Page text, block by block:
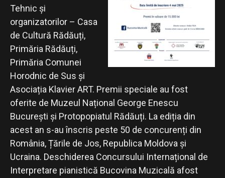
Tehnic și
organizatorilor – Casa
de Cultură Rădăuți,
Primăria Rădăuți,
Primăria Comunei
Horodnic de Sus și
Asociația Klavier ART. Premii speciale au fost
oferite de Muzeul Național George Enescu
București și Protopopiatul Rădăuți. La ediția din
acest an s-au înscris peste 50 de concurenți din
România, Țările de Jos, Republica Moldova și
Ucraina. Deschiderea Concursului Internațional de
Interpretare pianistică Bucovina Muzicală afost